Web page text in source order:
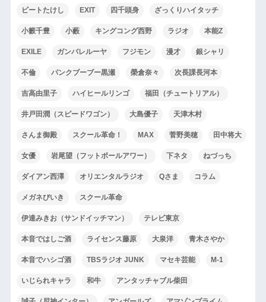
ビートたけし EXIT 四千頭身 ざっくりハイタッチ
小籔千豊 小藪 キングコング西野 ラジオ 本能Z
EXILE ガンバレルーヤ フジモン 漫才 銀シャリ
不倫 パンクブーブー黒瀬 榮倉奈々 次長課長河本
吉高由里子 ハイヒールリンゴ 福田（チュートリアル）
井戸田潤（スピードワゴン） 大島優子 天津木村
さんま御殿 スクール革命！ MAX 菅野美穂 田中将大
女優 岩尾望（フットボールアワー） 下ネタ ねづっち
ダイアン西澤 オリエンタルラジオ Qさま コラム
メガネびいき スクール革命
伊達みきお（サンドイッチマン） テレビ東京
本音ではしご酒 ライセンス藤原 大泉洋 青木さやか
本音でハシゴ酒 TBSラジオ JUNK マセキ芸能 M-1
いじられキャラ 和牛 アンタッチャブル柴田